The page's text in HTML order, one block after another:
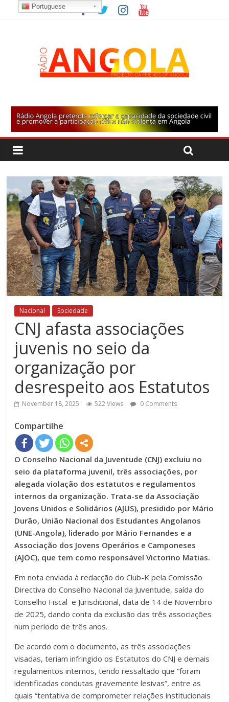
Nacional Sociedade
CNJ afasta associações
juvenis no seio da
organização por
desrespeito aos Estatutos
November 18, 2025 522 Views 0 Comments
Compartilhe
O Conselho Nacional da Juventude (CNJ) excluiu no
seio da plataforma juvenil, três associações, por
alegada violação dos estatutos e regulamentos
internos da organização. Trata-se da Associação
Jovens Unidos e Solidários (AJUS), presidido por Mário
Durão, União Nacional dos Estudantes Angolanos
(UNE-Angola), liderado por Mário Fernandes e a
Associação dos Jovens Operários e Camponeses
(AJOC), que tem como responsável Victorino Matias.
Em nota enviada à redacção do Club-K pela Comissão
Directiva do Conselho Nacional da Juventude, saída do
Conselho Fiscal e Jurisdicional, data de 14 de Novembro
de 2025, dando conta da exclusão das três associações
num período de três anos.
De acordo com o documento, as três associações
visadas, teriam infringido os Estatutos do CNJ e demais
regulamentos internos, tendo ressaltado que “foram
identificadas condutas gravemente lesivas”, entre as
quais “tentativa de comprometer relações institucionais
Portuguese